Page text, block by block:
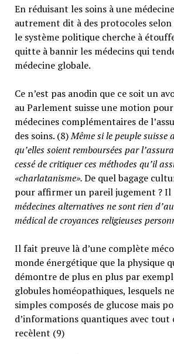
En réduisant les soins à une
autrement dit à des protocoles selon
le système politique cherche à
quitte à bannir les médecins qui
médecine globale.
Ce n’est pas anodin que ce soit un
au Parlement suisse une motion
médecines complémentaires de
des soins. (8)Même si le peuple suisse
qu’elles soient remboursées par
cessé de critiquer ces méthodes qu’il
«charlatanisme».De quel bagage
pour affirmer un pareil jugement ? Il
médecines alternatives ne sont rien
médical de croyances religieuses
Il fait preuve là d’une complète
monde énergétique que la physique
démontre de plus en plus par
globules homéopathiques, lesquels
simples composés de glucose mais
d’informations quantiques avec tout
recèlent (9)